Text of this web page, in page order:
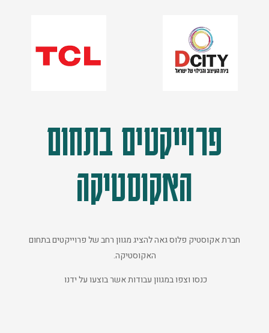
פרוייקטים בתחום
האקוסטיקה
חברת אקוסטיק פלוס גאה להציג מגוון רחב של פרוייקטים בתחום
האקוסטיקה.
כנסו וצפו במגוון עבודות אשר בוצעו על ידנו